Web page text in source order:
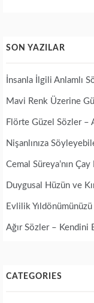
SON YAZILAR
İnsanla İlgili Anlamlı
Mavi Renk Üzerine
Flörte Güzel Sözler –
Nişanlınıza
Cemal Süreya’nın
Duygusal Hüzün ve
Evlilik
Ağır Sözler – Kendini
CATEGORIES